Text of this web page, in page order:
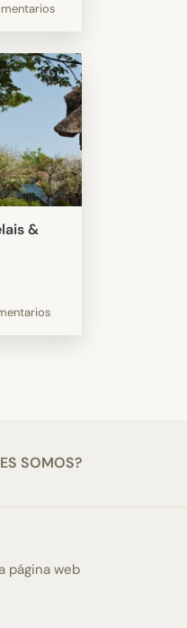
&
SOMOS?
página web